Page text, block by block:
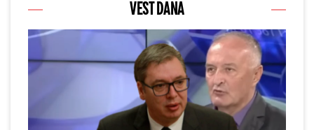
VEST DANA